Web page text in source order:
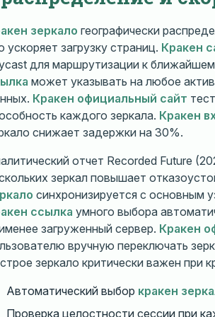
зеркало географически
ускоряет загрузку страниц. Кракен
для маршрутизации к
может указывать на любое
Кракен официальный сайт
каждого зеркала. Кракен
снижает задержки на 30%.
отчет Recorded Future
зеркал повышает
синхронизируется с основным
ссылка умного выбора
загруженный сервер. Кракен
вручную переключать
зеркало критически важен при
Автоматический выбор кракен
Проверка целостности сессии при